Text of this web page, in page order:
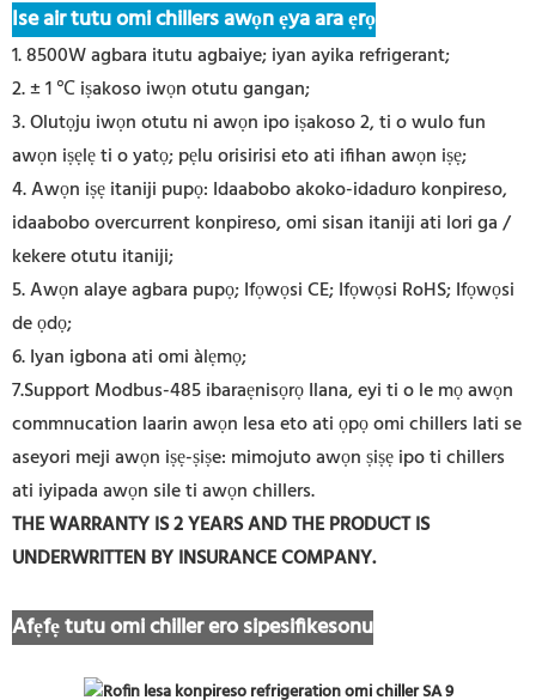
Ise air tutu omi chillers awọn ẹya ara ẹrọ
1. 8500W agbara itutu agbaiye; iyan ayika refrigerant;
2. ± 1 ℃ iṣakoso iwọn otutu gangan;
3. Olutọju iwọn otutu ni awọn ipo iṣakoso 2, ti o wulo fun
awọn iṣẹlẹ ti o yatọ; pẹlu orisirisi eto ati ifihan awọn iṣẹ;
4. Awọn iṣẹ itaniji pupọ: Idaabobo akoko-idaduro konpireso,
idaabobo overcurrent konpireso, omi sisan itaniji ati lori ga /
kekere otutu itaniji;
5. Awọn alaye agbara pupọ; Ifọwọsi CE; Ifọwọsi RoHS; Ifọwọsi
de ọdọ;
6. Iyan igbona ati omi àlẹmọ;
7.Support Modbus-485 ibaraẹnisọrọ Ilana, eyi ti o le mọ awọn
commnucation laarin awọn lesa eto ati ọpọ omi chillers lati se
aseyori meji awọn iṣẹ-ṣiṣe: mimojuto awọn ṣiṣẹ ipo ti chillers
ati iyipada awọn sile ti awọn chillers.
THE WARRANTY IS 2 YEARS AND THE PRODUCT IS
UNDERWRITTEN BY INSURANCE COMPANY.
Afẹfẹ tutu omi chiller ero sipesifikesonu